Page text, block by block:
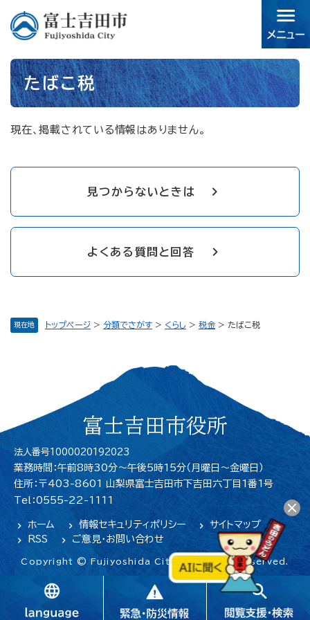
す。
現在地 トップページ > 分類でさがす > くらし > 税金 > たばこ税
本
文 たばこ税
現在、掲載されている情報はありません。
見つからないときは
よくある質問と回答
富士吉田市役所
法人番号1000020192023
業務時間：午前8時30分～午後5時15分（月曜日〜金曜日）
住所：〒403-8601 山梨県富士吉田市下吉田六丁目1番1号
Tel：0555-22-1111
ホーム 情報セキュリティポリシー
サイトマップ
RSS
ご意見・お問い合わせ
Copyright © Fujiyoshida City. All Rights Reserved.